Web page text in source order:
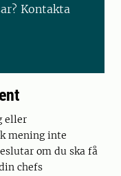
Kontakta
eller
mening inte
om du ska få
chefs